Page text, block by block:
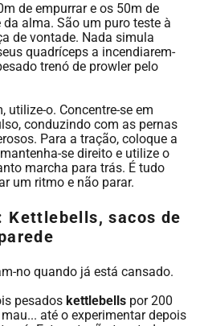
de empurrar e os 50m de
alma. São um puro teste à
de vontade. Nada simula
quadríceps a incendiarem-
trenó de prowler pelo
utilize-o. Concentre-se em
conduzindo com as pernas
Para a tração, coloque a
se direito e utilize o
marcha para trás. É tudo
um ritmo e não parar.
Kettlebells, sacos de
no quando já está cansado.
pesados kettlebells por 200
até o experimentar depois